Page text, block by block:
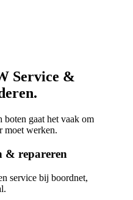
Service &
boten gaat het vaak om
moet werken.
& repareren
service bij boordnet,